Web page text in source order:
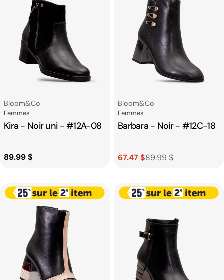
Fournisseur:
Bloom&co
Catégorie
Femmes
Kira - Noir uni - #12A-08
Prix
89.99 $
Fournisseur:
Bloom&co
Catégorie
Femmes
Barbara - Noir - #12C-18
Prix
vente
67.47 $
Prix
89.99 $